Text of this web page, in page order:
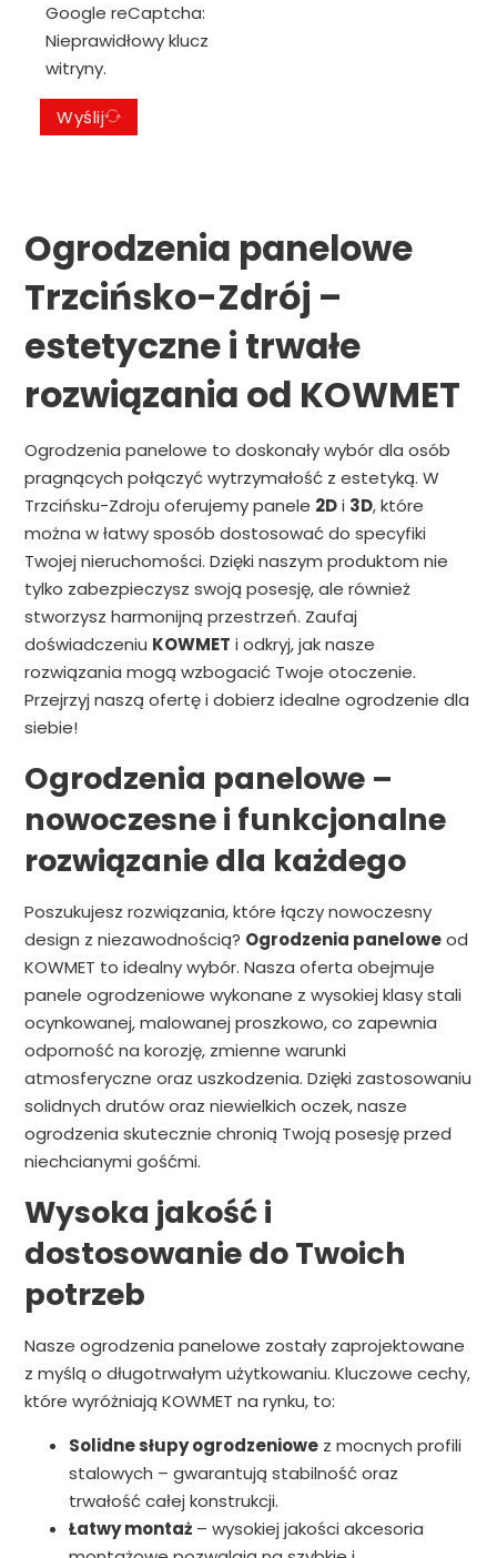
Google reCaptcha:
Nieprawidłowy klucz
witryny.
Wyślij
Ogrodzenia panelowe
Trzcińsko-Zdrój –
estetyczne i trwałe
rozwiązania od KOWMET
Ogrodzenia panelowe to doskonały wybór dla osób
pragnących połączyć wytrzymałość z estetyką. W
Trzcińsku-Zdroju oferujemy panele 2Di 3D, które
można w łatwy sposób dostosować do specyfiki
Twojej nieruchomości. Dzięki naszym produktom nie
tylko zabezpieczysz swoją posesję, ale również
stworzysz harmonijną przestrzeń. Zaufaj
doświadczeniu KOWMET i odkryj, jak nasze
rozwiązania mogą wzbogacić Twoje otoczenie.
Przejrzyj naszą ofertę i dobierz idealne ogrodzenie dla
siebie!
Ogrodzenia panelowe –
nowoczesne i funkcjonalne
rozwiązanie dla każdego
Poszukujesz rozwiązania, które łączy nowoczesny
design z niezawodnością? Ogrodzenia paneloweod
KOWMET to idealny wybór. Nasza oferta obejmuje
panele ogrodzeniowe wykonane z wysokiej klasy stali
ocynkowanej, malowanej proszkowo, co zapewnia
odporność na korozję, zmienne warunki
atmosferyczne oraz uszkodzenia. Dzięki zastosowaniu
solidnych drutów oraz niewielkich oczek, nasze
ogrodzenia skutecznie chronią Twoją posesję przed
niechcianymi gośćmi.
Wysoka jakość i
dostosowanie do Twoich
potrzeb
Nasze ogrodzenia panelowe zostały zaprojektowane
z myślą o długotrwałym użytkowaniu. Kluczowe cechy,
które wyróżniają KOWMET na rynku, to:
Solidne słupy ogrodzeniowez mocnych profili
stalowych – gwarantują stabilność oraz
trwałość całej konstrukcji.
Łatwy montaż– wysokiej jakości akcesoria